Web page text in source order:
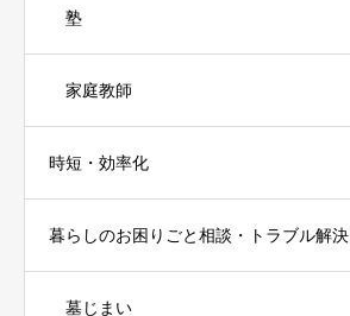
塾
家庭教師
時短・効率化
暮らしのお困りごと相談・トラブル解決
墓じまい